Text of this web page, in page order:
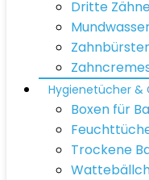
Dritte
Hygienetücher &
Boxen für
Trockene